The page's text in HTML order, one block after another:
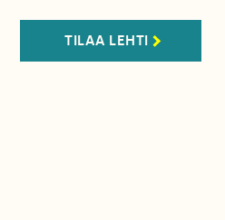
TILAA LEHTI